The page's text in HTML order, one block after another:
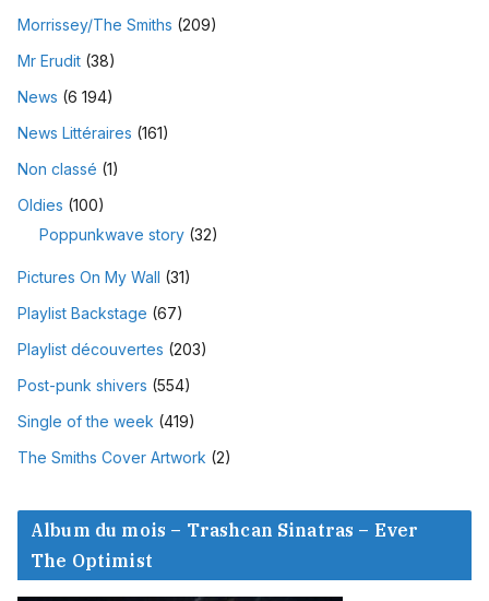
Morrissey/The Smiths (209)
Mr Erudit (38)
News (6 194)
News Littéraires (161)
Non classé (1)
Oldies (100)
Poppunkwave story (32)
Pictures On My Wall (31)
Playlist Backstage (67)
Playlist découvertes (203)
Post-punk shivers (554)
Single of the week (419)
The Smiths Cover Artwork (2)
Album du mois – Trashcan Sinatras – Ever
The Optimist